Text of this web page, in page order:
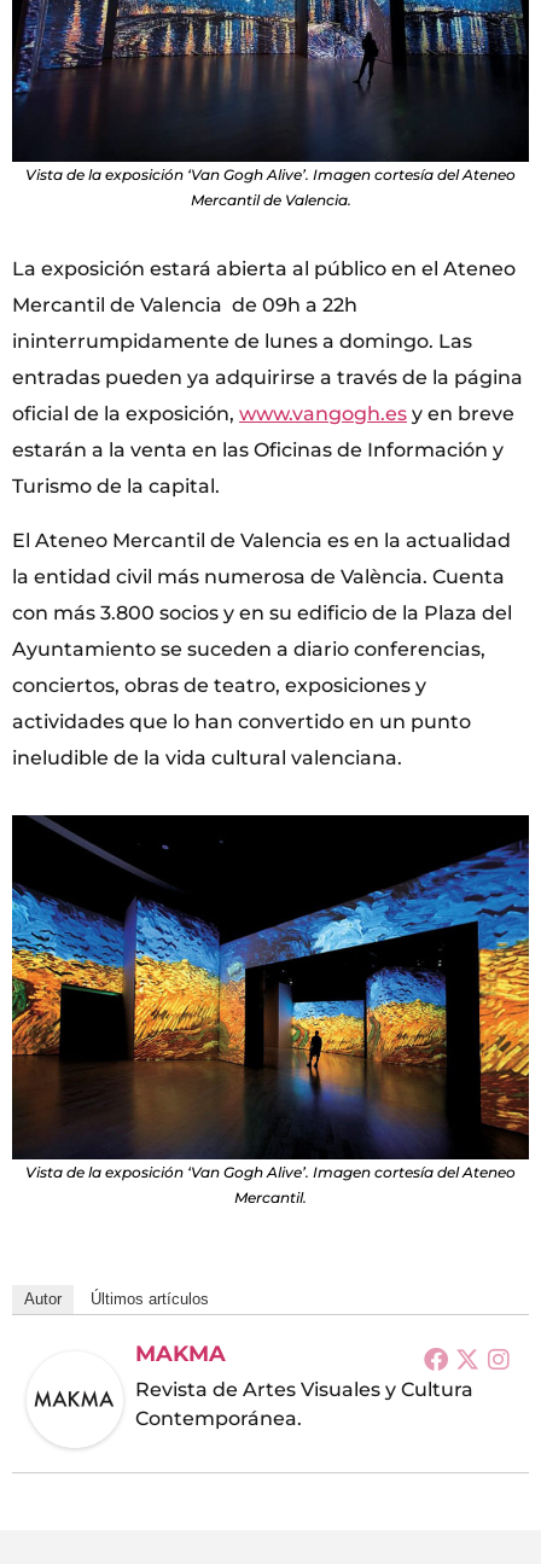
Vista de la exposición ‘Van Gogh Alive’. Imagen cortesía del Ateneo
Mercantil de Valencia.
La exposición estará abierta al público en el Ateneo
Mercantil de Valencia de 09h a 22h
ininterrumpidamente de lunes a domingo. Las
entradas pueden ya adquirirse a través de la página
oficial de la exposición, www.vangogh.es y en breve
estarán a la venta en las Oficinas de Información y
Turismo de la capital.
El Ateneo Mercantil de Valencia es en la actualidad
la entidad civil más numerosa de València. Cuenta
con más 3.800 socios y en su edificio de la Plaza del
Ayuntamiento se suceden a diario conferencias,
conciertos, obras de teatro, exposiciones y
actividades que lo han convertido en un punto
ineludible de la vida cultural valenciana.
Vista de la exposición ‘Van Gogh Alive’. Imagen cortesía del Ateneo
Mercantil.
Autor Últimos artículos
MAKMA
Revista de Artes Visuales y Cultura
Contemporánea.